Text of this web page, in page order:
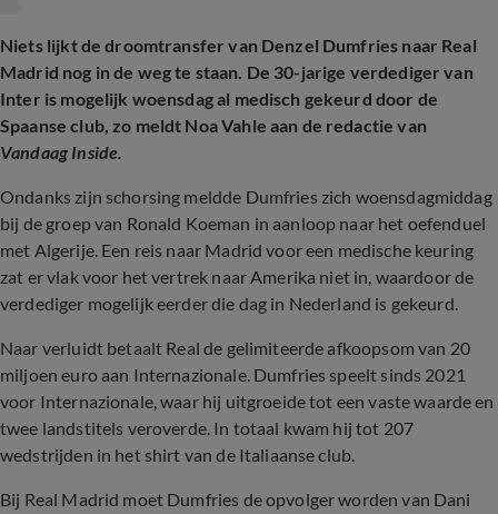
Niets lijkt de droomtransfer van Denzel Dumfries naar Real
Madrid nog in de weg te staan. De 30-jarige verdediger van
Inter is mogelijk woensdag al medisch gekeurd door de
Spaanse club, zo meldt Noa Vahle aan de redactie van
Vandaag Inside.
Ondanks zijn schorsing meldde Dumfries zich woensdagmiddag
bij de groep van Ronald Koeman in aanloop naar het oefenduel
met Algerije. Een reis naar Madrid voor een medische keuring
zat er vlak voor het vertrek naar Amerika niet in, waardoor de
verdediger mogelijk eerder die dag in Nederland is gekeurd.
Naar verluidt betaalt Real de gelimiteerde afkoopsom van 20
miljoen euro aan Internazionale. Dumfries speelt sinds 2021
voor Internazionale, waar hij uitgroeide tot een vaste waarde en
twee landstitels veroverde. In totaal kwam hij tot 207
wedstrijden in het shirt van de Italiaanse club.
Bij Real Madrid moet Dumfries de opvolger worden van Dani